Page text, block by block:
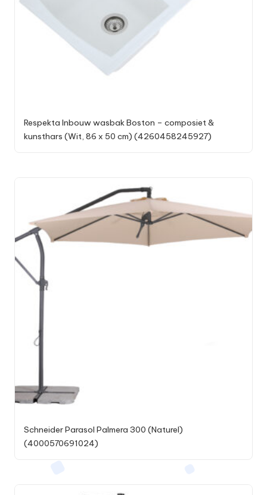
Respekta Inbouw wasbak Boston – composiet &
kunsthars (Wit, 86 x 50 cm) (4260458245927)
Schneider Parasol Palmera 300 (Naturel)
(4000570691024)